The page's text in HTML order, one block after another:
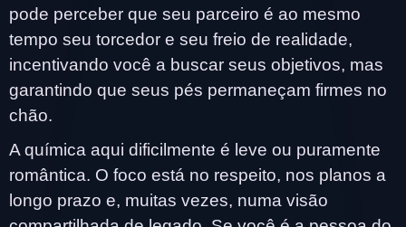
pode perceber que seu parceiro é ao mesmo
tempo seu torcedor e seu freio de realidade,
incentivando você a buscar seus objetivos, mas
garantindo que seus pés permaneçam firmes no
chão.
A química aqui dificilmente é leve ou puramente
romântica. O foco está no respeito, nos planos a
longo prazo e, muitas vezes, numa visão